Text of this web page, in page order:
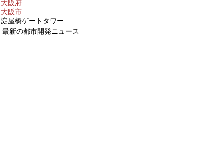
大阪府
大阪市
淀屋橋ゲートタワー
最新の都市開発ニュース